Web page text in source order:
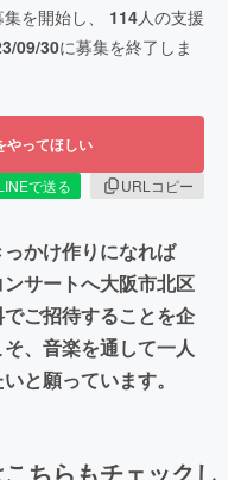
を開始し、 114人の支援
09/30に募集を終了しま
やってほしい
で送る
URLコピー
かけ作りになれば
サートへ大阪市北区
ご招待することを企
、音楽を通して一人
と願っています。
ちらもチェックし